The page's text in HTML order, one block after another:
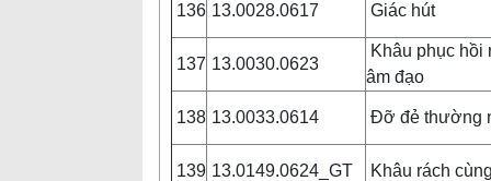
136 13.0028.0617 Giác hút
137 13.0030.0623
Khâu phục hồi
âm đạo
138 13.0033.0614 Đỡ đẻ thường
139 13.0149.0624_GT Khâu rách